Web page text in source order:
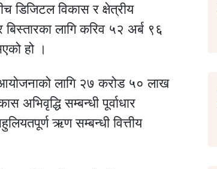
डिजिटल विकास र क्षेत्रीय
बिस्तारका लागि करिव ५२ अर्ब ९६
हो ।
आयोजनाको लागि २७ करोड ५० लाख
अभिवृद्धि सम्बन्धी पूर्वाधार
ऋण सम्बन्धी वित्तीय